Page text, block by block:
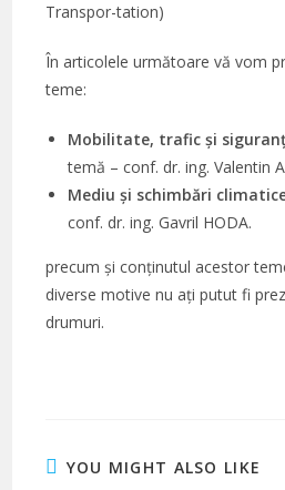
Transpor-tation)
În articolele următoare vă vom
teme:
Mobilitate, trafic și
temă – conf. dr. ing. Valentin
Mediu și schimbări
conf. dr. ing. Gavril HODA.
precum și conținutul acestor
diverse motive nu ați putut fi
drumuri.
YOU MIGHT ALSO LIKE